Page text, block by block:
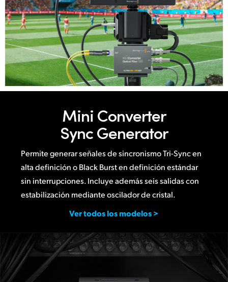
Mini Converter
Sync Generator
Permite generar señales de sincronismo Tri-Sync en
alta definición o Black Burst en definición estándar
sin interrupciones. Incluye además seis salidas con
estabilización mediante oscilador de cristal.
Ver todos los modelos >